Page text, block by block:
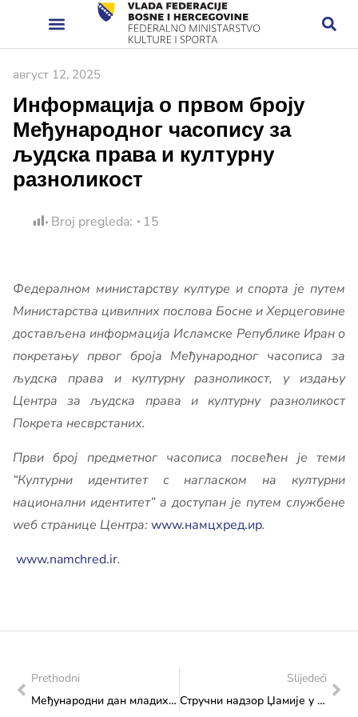
август 12, 2025
Информација о првом броју
Међународног часопису за
људска права и културну
разноликост
Broj pregleda: 15
Федералном министарству културе и спорта је путем
Министарства цивилних послова Босне и Херцеговине
достављена информација Исламске Републике Иран о
покретању првог броја Међународног часописа за
људска права и културну разноликост, у издању
Центра за људска права и културну разноликост
Покрета несврстаних.
Први број предметног часописа посвећен је теми
“Културни идентитет с нагласком на културни
национални идентитет” а доступан је путем службене
wеб странице Центра:www.намцхред.ир.
www.namchred.ir.
Prethodni
Међународни дан младих – 12. аугуст
Slijedeći
Стручни надзор Џамије у Краљевој Сутјесци